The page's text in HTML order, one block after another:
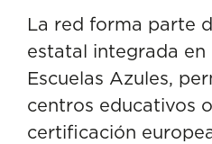
La red forma parte
estatal integrada en
Escuelas Azules,
centros educativos
certificación